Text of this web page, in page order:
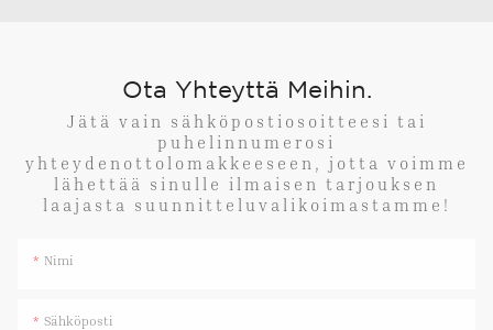
Ota Yhteyttä Meihin.
Jätä vain sähköpostiosoitteesi tai
puhelinnumerosi
yhteydenottolomakkeeseen, jotta voimme
lähettää sinulle ilmaisen tarjouksen
laajasta suunnitteluvalikoimastamme!
Nimi
Sähköposti